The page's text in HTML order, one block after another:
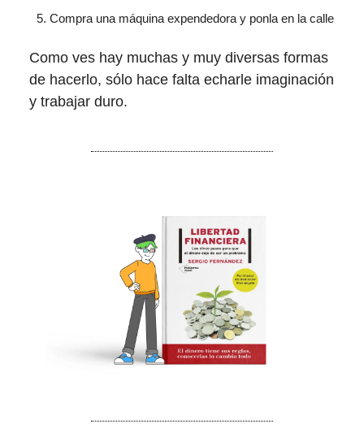
Compra una máquina expendedora y ponla en la calle
Como ves hay muchas y muy diversas formas
de hacerlo, sólo hace falta echarle imaginación
y trabajar duro.